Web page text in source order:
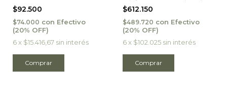
$92.500
$74.000 con Efectivo
6x $15.416,67 sin interés
$612.150
$489.720 con Efectivo
6 x $102.025 sin interés